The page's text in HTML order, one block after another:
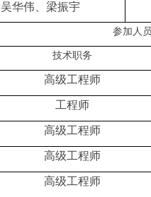
吴华伟、梁振宇
参加人
技术职务
高级工程师
工程师
高级工程师
高级工程师
高级工程师